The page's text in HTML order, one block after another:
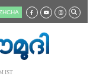
IST